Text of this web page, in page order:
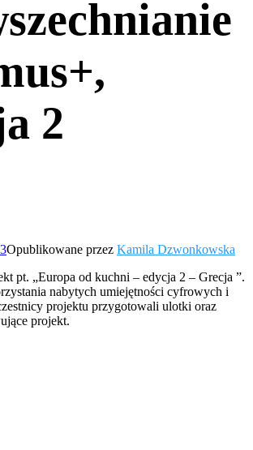
2
Opublikowane przez Kamila Dzwonkowska
pt. „Europa od kuchni – edycja 2 – Grecja ”.
nabytych umiejętności cyfrowych i
projektu przygotowali ulotki oraz
projekt.